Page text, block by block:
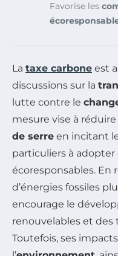
Favorise les
La taxe carbone est
discussions sur la
lutte contre le
mesure vise à réduire
de serre en incitant
particuliers à
écoresponsables.
d’énergies fossiles
encourage le
renouvelables et des
Toutefois, ses impacts